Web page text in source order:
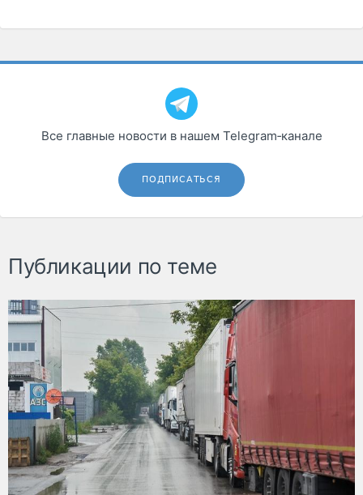
Все главные новости в нашем Telegram‑канале
ПОДПИСАТЬСЯ
Публикации по теме